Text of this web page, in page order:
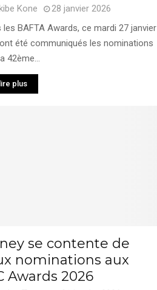
Kone
28 janvier 2026
les BAFTA Awards, ce mardi 27 janvier
été communiqués les nominations
42ème...
plus
se contente de
nominations aux
Awards 2026